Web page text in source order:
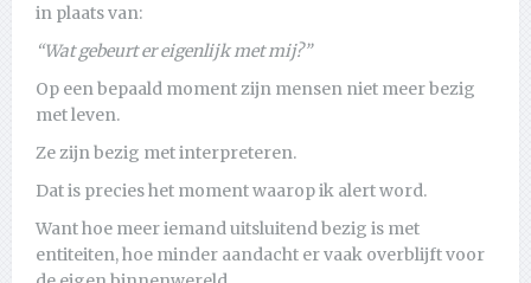
in plaats van:
“Wat gebeurt er eigenlijk met mij?”
Op een bepaald moment zijn mensen niet meer bezig
met leven.
Ze zijn bezig met interpreteren.
Dat is precies het moment waarop ik alert word.
Want hoe meer iemand uitsluitend bezig is met
entiteiten, hoe minder aandacht er vaak overblijft voor